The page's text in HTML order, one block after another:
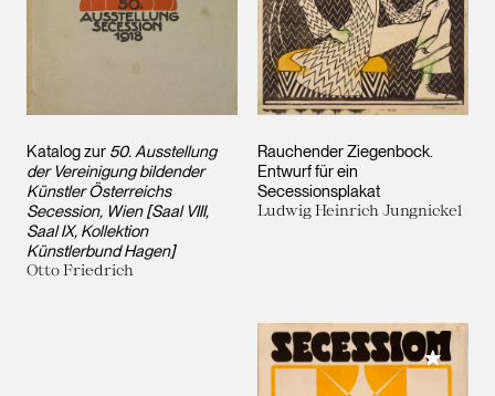
Katalog zur 50. Ausstellung
der Vereinigung bildender
Künstler Österreichs
Secession, Wien [Saal VIII,
Saal IX, Kollektion
Künstlerbund Hagen]
Otto Friedrich
Rauchender Ziegenbock.
Entwurf für ein
Secessionsplakat
Ludwig Heinrich Jungnickel
Meiner